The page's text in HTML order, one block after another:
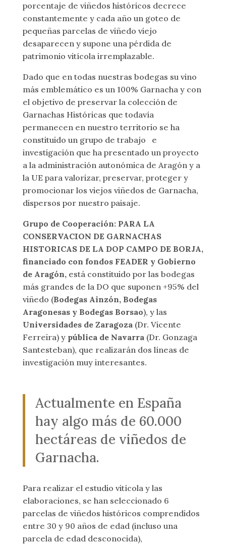
porcentaje de viñedos históricos decrece
constantemente y cada año un goteo de
pequeñas parcelas de viñedo viejo
desaparecen y supone una pérdida de
patrimonio vitícola irremplazable.
Dado que en todas nuestras bodegas su vino
más emblemático es un 100% Garnacha y con
el objetivo de preservar la colección de
Garnachas Históricas que todavía
permanecen en nuestro territorio se ha
constituido un grupo de trabajo e
investigación que ha presentado un proyecto
a la administración autonómica de Aragón y a
la UE para valorizar, preservar, proteger y
promocionar los viejos viñedos de Garnacha,
dispersos por nuestro paisaje.
Grupo de Cooperación: PARA LA
CONSERVACION DE GARNACHAS
HISTORICAS DE LA DOP CAMPO DE BORJA,
financiado con fondos FEADER y Gobierno
de Aragón, está constituido por las bodegas
más grandes de la DO que suponen +95% del
viñedo (Bodegas Ainzón, Bodegas
Aragonesas y Bodegas Borsao), y las
Universidades de Zaragoza(Dr. Vicente
Ferreira) y pública de Navarra(Dr. Gonzaga
Santesteban), que realizarán dos líneas de
investigación muy interesantes.
Actualmente en España
hay algo más de 60.000
hectáreas de viñedos de
Garnacha.
Para realizar el estudio vitícola y las
elaboraciones, se han seleccionado 6
parcelas de viñedos históricos comprendidos
entre 30 y 90 años de edad (incluso una
parcela de edad desconocida),